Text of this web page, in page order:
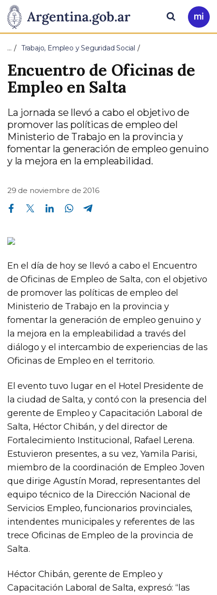
Presidencia
de
la
Nación
Pasar al contenido principal
Ir
a
Buscar
… Trabajo, Empleo y Seguridad Social
Encuentro de Oficinas de
Empleo en Salta
La jornada se llevó a cabo el objetivo de
promover las políticas de empleo del
Ministerio de Trabajo en la provincia y
fomentar la generación de empleo genuino
y la mejora en la empleabilidad.
29 de noviembre de 2016
Compartir en Facebook Compartir en Twitter Compartir en Linkedin Compartir en Whatsapp
En el día de hoy se llevó a cabo el Encuentro
de Oficinas de Empleo de Salta, con el objetivo
de promover las políticas de empleo del
Ministerio de Trabajo en la provincia y
fomentar la generación de empleo genuino y
la mejora en la empleabilidad a través del
diálogo y el intercambio de experiencias de las
Oficinas de Empleo en el territorio.
El evento tuvo lugar en el Hotel Presidente de
la ciudad de Salta, y contó con la presencia del
gerente de Empleo y Capacitación Laboral de
Salta, Héctor Chibán, y del director de
Fortalecimiento Institucional, Rafael Lerena.
Estuvieron presentes, a su vez, Yamila Parisi,
miembro de la coordinación de Empleo Joven
que dirige Agustín Morad, representantes del
equipo técnico de la Dirección Nacional de
Servicios Empleo, funcionarios provinciales,
intendentes municipales y referentes de las
trece Oficinas de Empleo de la provincia de
Salta.
Héctor Chibán, gerente de Empleo y
Capacitación Laboral de Salta, expresó: “las